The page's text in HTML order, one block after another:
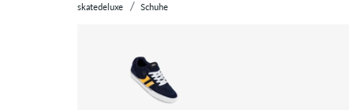
*Gilt nur bis zum 06.08.2026, 23:59 (MESZ)! Der Rabatt wird im
skatedeluxe Schuhe